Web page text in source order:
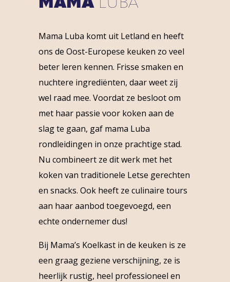
MAMA LUBA
Mama Luba komt uit Letland en heeft
ons de Oost-Europese keuken zo veel
beter leren kennen. Frisse smaken en
nuchtere ingrediënten, daar weet zij
wel raad mee. Voordat ze besloot om
met haar passie voor koken aan de
slag te gaan, gaf mama Luba
rondleidingen in onze prachtige stad.
Nu combineert ze dit werk met het
koken van traditionele Letse gerechten
en snacks. Ook heeft ze culinaire tours
aan haar aanbod toegevoegd, een
echte ondernemer dus!
Bij Mama’s Koelkast in de keuken is ze
een graag geziene verschijning, ze is
heerlijk rustig, heel professioneel en